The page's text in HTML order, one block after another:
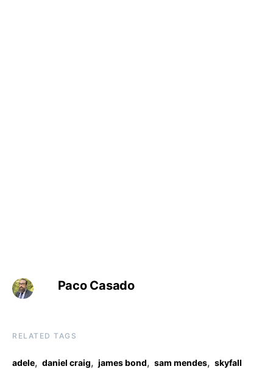
Paco Casado
RELATED TAGS
adele, daniel craig, james bond, sam mendes, skyfall